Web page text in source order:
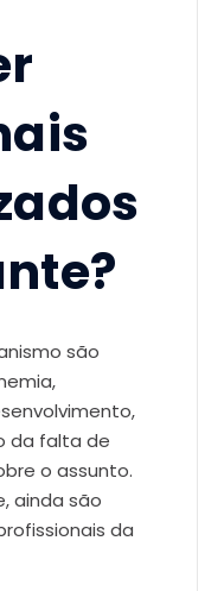
são
da falta de
o assunto.
ainda são
da